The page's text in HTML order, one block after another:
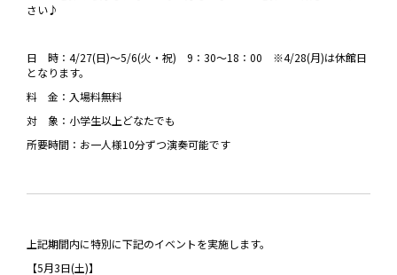
さい♪
日 時：4/27(日)～5/6(火・祝) 9：30～18：00 ※4/28(月)は休館日
となります。
料 金：入場料無料
対 象：小学生以上どなたでも
所要時間：お一人様10分ずつ演奏可能です
上記期間内に特別に下記のイベントを実施します。
【5月3日(土)】